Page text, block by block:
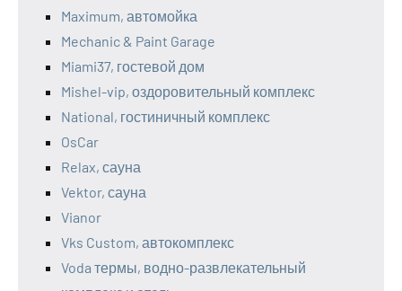
Maximum, автомойка
Mechanic & Paint Garage
Miami37, гостевой дом
Mishel-vip, оздоровительный комплекс
National, гостиничный комплекс
OsCar
Relax, сауна
Vektor, сауна
Vianor
Vks Custom, автокомплекс
Voda термы, водно-развлекательный